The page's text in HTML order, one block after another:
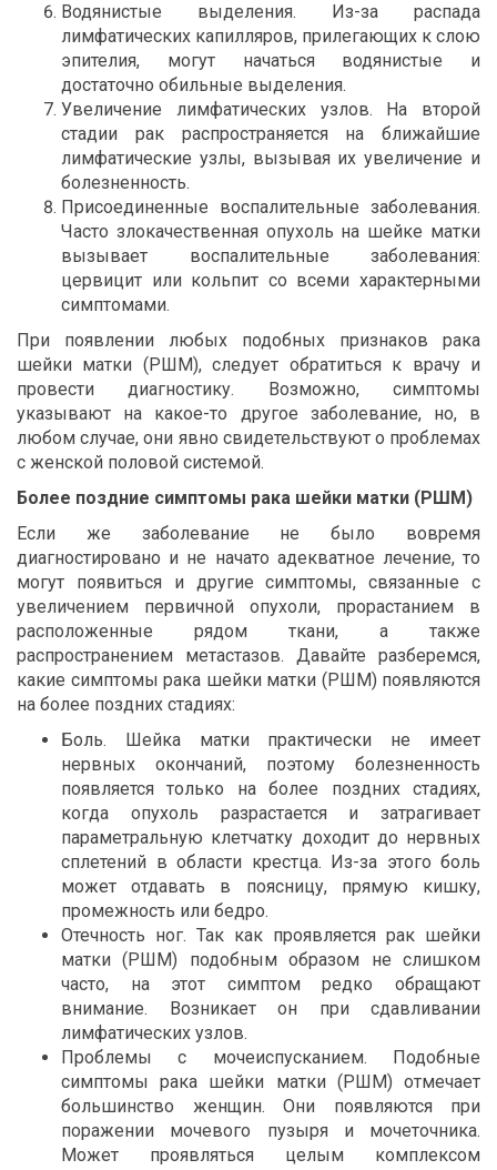
Водянистые выделения. Из-за распада
лимфатических капилляров, прилегающих к слою
эпителия, могут начаться водянистые и
достаточно обильные выделения.
Увеличение лимфатических узлов. На второй
стадии рак распространяется на ближайшие
лимфатические узлы, вызывая их увеличение и
болезненность.
Присоединенные воспалительные заболевания.
Часто злокачественная опухоль на шейке матки
вызывает воспалительные заболевания:
цервицит или кольпит со всеми характерными
симптомами.
При появлении любых подобных признаков рака
шейки матки (РШМ), следует обратиться к врачу и
провести диагностику. Возможно, симптомы
указывают на какое-то другое заболевание, но, в
любом случае, они явно свидетельствуют о проблемах
с женской половой системой.
Более поздние симптомы рака шейки матки (РШМ)
Если же заболевание не было вовремя
диагностировано и не начато адекватное лечение, то
могут появиться и другие симптомы, связанные с
увеличением первичной опухоли, прорастанием в
расположенные рядом ткани, а также
распространением метастазов. Давайте разберемся,
какие симптомы рака шейки матки (РШМ) появляются
на более поздних стадиях:
Боль. Шейка матки практически не имеет
нервных окончаний, поэтому болезненность
появляется только на более поздних стадиях,
когда опухоль разрастается и затрагивает
параметральную клетчатку доходит до нервных
сплетений в области крестца. Из-за этого боль
может отдавать в поясницу, прямую кишку,
промежность или бедро.
Отечность ног. Так как проявляется рак шейки
матки (РШМ) подобным образом не слишком
часто, на этот симптом редко обращают
внимание. Возникает он при сдавливании
лимфатических узлов.
Проблемы с мочеиспусканием. Подобные
симптомы рака шейки матки (РШМ) отмечает
большинство женщин. Они появляются при
поражении мочевого пузыря и мочеточника.
Может проявляться целым комплексом